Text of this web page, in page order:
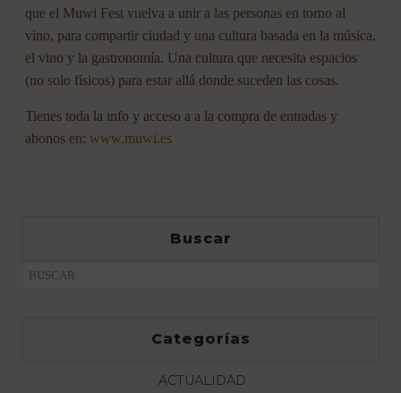
que el Muwi Fest vuelva a unir a las personas en torno al
vino, para compartir ciudad y una cultura basada en la música,
el vino y la gastronomía. Una cultura que necesita espacios
(no solo físicos) para estar allá donde suceden las cosas.
Tienes toda la info y acceso a a la compra de entradas y
abonos en: www.muwi.es
Buscar
Categorías
ACTUALIDAD